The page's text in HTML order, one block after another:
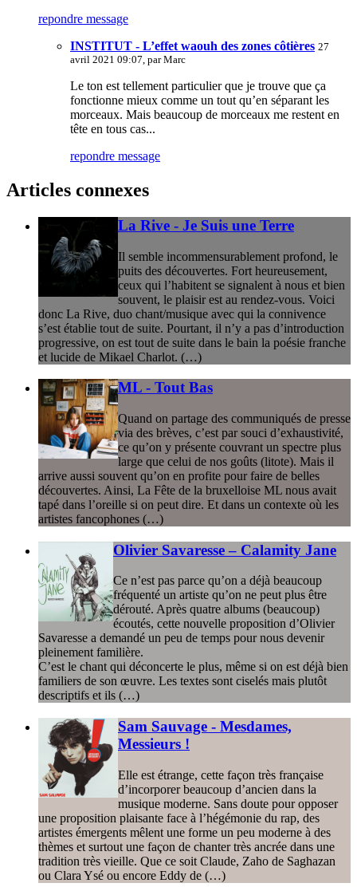
repondre message
INSTITUT - L’effet waouh des zones côtières 27
avril 2021 09:07, parMarc
Le ton est tellement particulier que je trouve que ça
fonctionne mieux comme un tout qu’en séparant les
morceaux. Mais beaucoup de morceaux me restent en
tête en tous cas...
repondre message
Articles connexes
La Rive - Je Suis une Terre
Il semble incommensurablement profond, le
puits des découvertes. Fort heureusement,
ceux qui l’habitent se signalent à nous et bien
souvent, le plaisir est au rendez-vous. Voici
donc La Rive, duo chant/musique avec qui la connivence
s’est établie tout de suite. Pourtant, il n’y a pas d’introduction
progressive, on est tout de suite dans le bain la poésie franche
et lucide de Mikael Charlot. (…)
ML - Tout Bas
Quand on partage des communiqués de presse
via des brèves, c’est par souci d’exhaustivité,
ce qu’on y présente couvrant un spectre plus
large que celui de nos goûts (litote). Mais il
arrive aussi souvent qu’on en profite pour faire de belles
découvertes. Ainsi, La Fête de la bruxelloise ML nous avait
tapé dans l’oreille si on peut dire. Et dans un contexte où les
artistes fancophones (…)
Olivier Savaresse – Calamity Jane
Ce n’est pas parce qu’on a déjà beaucoup
fréquenté un artiste qu’on ne peut plus être
dérouté. Après quatre albums (beaucoup)
écoutés, cette nouvelle proposition d’Olivier
Savaresse a demandé un peu de temps pour nous devenir
pleinement familière.
C’est le chant qui déconcerte le plus, même si on est déjà bien
familiers de son œuvre. Les textes sont ciselés mais plutôt
descriptifs et ils (…)
Sam Sauvage - Mesdames,
Messieurs !
Elle est étrange, cette façon très française
d’incorporer beaucoup d’ancien dans la
musique moderne. Sans doute pour opposer
une proposition plaisante face à l’hégémonie du rap, des
artistes émergents mêlent une forme un peu moderne à des
thèmes et surtout une façon de chanter très ancrée dans une
tradition très vieille. Que ce soit Claude, Zaho de Saghazan
ou Clara Ysé ou encore Eddy de (…)